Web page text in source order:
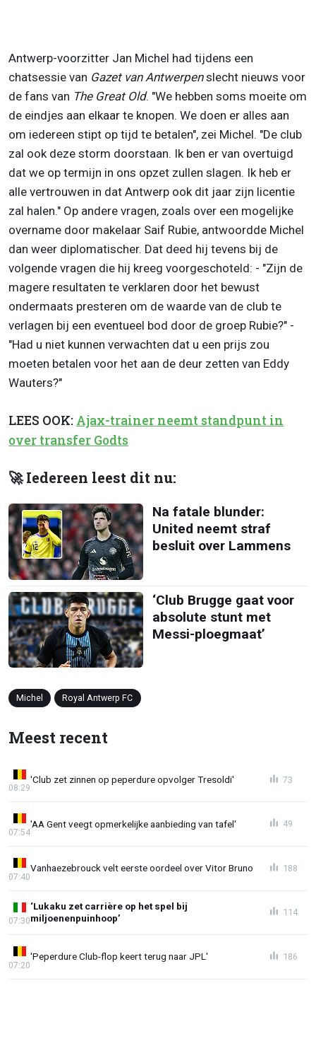
Antwerp-voorzitter Jan Michel had tijdens een
chatsessie van Gazet van Antwerpenslecht nieuws voor
de fans van The Great Old. "We hebben soms moeite om
de eindjes aan elkaar te knopen. We doen er alles aan
om iedereen stipt op tijd te betalen", zei Michel. "De club
zal ook deze storm doorstaan. Ik ben er van overtuigd
dat we op termijn in ons opzet zullen slagen. Ik heb er
alle vertrouwen in dat Antwerp ook dit jaar zijn licentie
zal halen." Op andere vragen, zoals over een mogelijke
overname door makelaar Saif Rubie, antwoordde Michel
dan weer diplomatischer. Dat deed hij tevens bij de
volgende vragen die hij kreeg voorgeschoteld: - "Zijn de
magere resultaten te verklaren door het bewust
ondermaats presteren om de waarde van de club te
verlagen bij een eventueel bod door de groep Rubie?" -
"Had u niet kunnen verwachten dat u een prijs zou
moeten betalen voor het aan de deur zetten van Eddy
Wauters?"
LEES OOK: Ajax-trainer neemt standpunt in
over transfer Godts
🚀 Iedereen leest dit nu:
Na fatale blunder:
United neemt straf
besluit over Lammens
‘Club Brugge gaat voor
absolute stunt met
Messi-ploegmaat’
Michel Royal Antwerp FC
Meest recent
'Club zet zinnen op peperdure opvolger Tresoldi'
08:29
73
'AA Gent veegt opmerkelijke aanbieding van tafel'
07:54
49
Vanhaezebrouck velt eerste oordeel over Vitor Bruno
07:40
188
‘Lukaku zet carrière op het spel bij
miljoenenpuinhoop’
07:30
114
'Peperdure Club-flop keert terug naar JPL'
07:20
186